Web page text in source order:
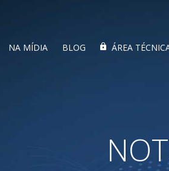
NA MÍDIA BLOG ÁREA